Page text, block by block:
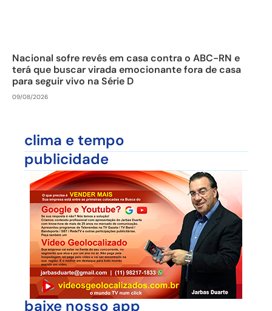
Nacional sofre revés em casa contra o ABC-RN e
terá que buscar virada emocionante fora de casa
para seguir vivo na Série D
09/08/2026
clima e tempo
publicidade
baixe nosso app